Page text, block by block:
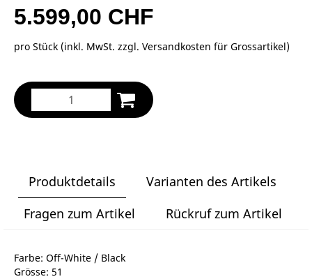
5.599,00 CHF
pro Stück (inkl. MwSt. zzgl. Versandkosten für Grossartikel)
Produktdetails
Varianten des Artikels
Fragen zum Artikel
Rückruf zum Artikel
Farbe: Off-White / Black
Grösse: 51